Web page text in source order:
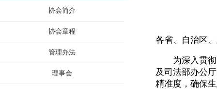
协会简介
协会章程
管理办法
理事会
各省、自治区
为深入贯彻党
及司法部办公
精准度，确保